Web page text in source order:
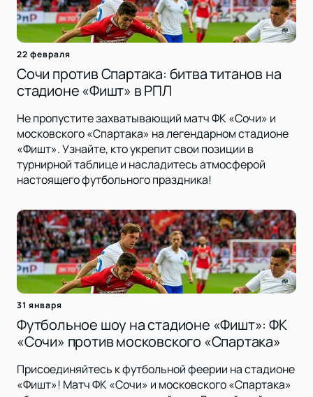
22 февраля
Сочи против Спартака: битва титанов на
стадионе «Фишт» в РПЛ
Не пропустите захватывающий матч ФК «Сочи» и
московского «Спартака» на легендарном стадионе
«Фишт». Узнайте, кто укрепит свои позиции в
турнирной таблице и насладитесь атмосферой
настоящего футбольного праздника!
31 января
Футбольное шоу на стадионе «Фишт»: ФК
«Сочи» против московского «Спартака»
Присоединяйтесь к футбольной феерии на стадионе
«Фишт»! Матч ФК «Сочи» и московского «Спартака»